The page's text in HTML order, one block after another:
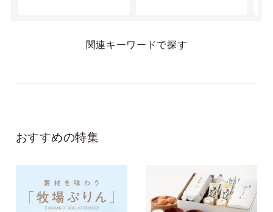
のが、楽しみです。
関連キーワードで探す
おすすめの特集